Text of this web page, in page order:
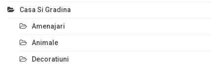
Casa Si Gradina
Amenajari
Animale
Decoratiuni